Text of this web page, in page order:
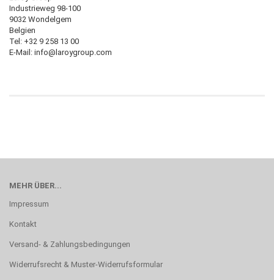
Industrieweg 98-100
9032 Wondelgem
Belgien
Tel: +32 9 258 13 00
E-Mail: info@laroygroup.com
MEHR ÜBER...
Impressum
Kontakt
Versand- & Zahlungsbedingungen
Widerrufsrecht & Muster-Widerrufsformular